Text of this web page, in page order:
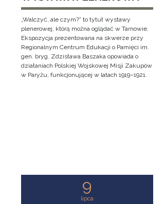
„Walczyć, ale czym?” to tytuł wystawy
plenerowej, którą można oglądać w Tarnowie.
Ekspozycja prezentowana na skwerze przy
Regionalnym Centrum Edukacji o Pamięci im.
gen. bryg. Zdzisława Baszaka opowiada o
działaniach Polskiej Wojskowej Misji Zakupów
w Paryżu, funkcjonującej w latach 1919–1921.
9
lipca